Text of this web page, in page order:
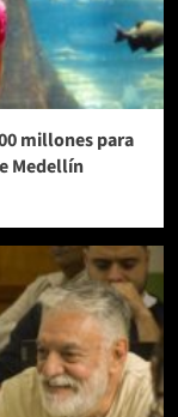
millones para
Medellín